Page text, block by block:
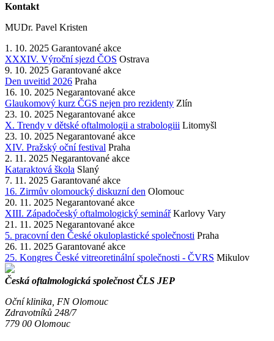
Kontakt
MUDr. Pavel Kristen
1. 10. 2025 Garantované akce
XXXIV. Výroční sjezd ČOS Ostrava
9. 10. 2025 Garantované akce
Den uveitid 2026 Praha
16. 10. 2025 Negarantované akce
Glaukomový kurz ČGS nejen pro rezidenty Zlín
23. 10. 2025 Negarantované akce
X. Trendy v dětské oftalmologii a strabologiii Litomyšl
23. 10. 2025 Negarantované akce
XIV. Pražský oční festival Praha
2. 11. 2025 Negarantované akce
Kataraktová škola Slaný
7. 11. 2025 Garantované akce
16. Zirmův olomoucký diskuzní den Olomouc
20. 11. 2025 Negarantované akce
XIII. Západočeský oftalmologický seminář Karlovy Vary
21. 11. 2025 Negarantované akce
5. pracovní den České okuloplastické společnosti Praha
26. 11. 2025 Garantované akce
25. Kongres České vitreoretinální společnosti - ČVRS Mikulov
Česká oftalmologická společnost ČLS JEP
Oční klinika, FN Olomouc
Zdravotníků 248/7
779 00 Olomouc